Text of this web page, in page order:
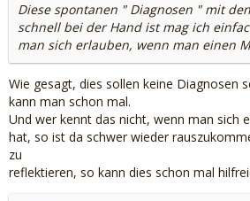
Diese spontanen " Diagnosen " mit
schnell bei der Hand ist mag ich
man sich erlauben, wenn man einen
Wie gesagt, dies sollen keine Diagnosen
kann man schon mal.
Und wer kennt das nicht, wenn man sich
hat, so ist da schwer wieder
zu
reflektieren, so kann dies schon mal